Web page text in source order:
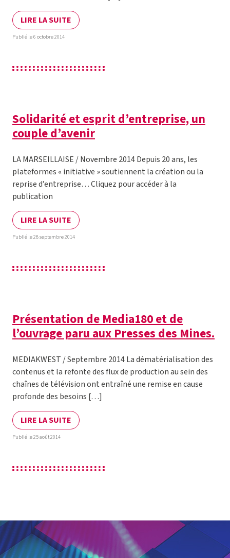
LIRE LA SUITE
Publié le 6 octobre 2014
Solidarité et esprit d’entreprise, un
couple d’avenir
LA MARSEILLAISE / Novembre 2014 Depuis 20 ans, les
plateformes « initiative » soutiennent la création ou la
reprise d’entreprise… Cliquez pour accéder à la
publication
LIRE LA SUITE
Publié le 28 septembre 2014
Présentation de Media180 et de
l’ouvrage paru aux Presses des Mines.
MEDIAKWEST / Septembre 2014 La dématérialisation des
contenus et la refonte des flux de production au sein des
chaînes de télévision ont entraîné une remise en cause
profonde des besoins […]
LIRE LA SUITE
Publié le 25 août 2014